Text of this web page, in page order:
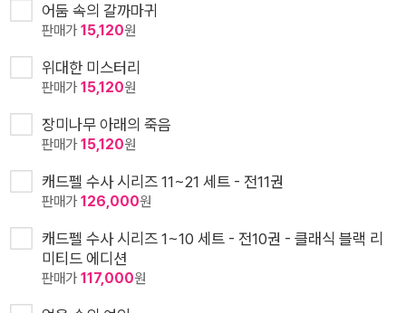
어둠 속의 갈까마귀
판매가15,120원
위대한 미스터리
판매가15,120원
장미나무 아래의 죽음
판매가15,120원
캐드펠 수사 시리즈 11~21 세트 - 전11권
판매가126,000원
캐드펠 수사 시리즈 1~10 세트 - 전10권 - 클래식 블랙 리
미티드 에디션
판매가117,000원